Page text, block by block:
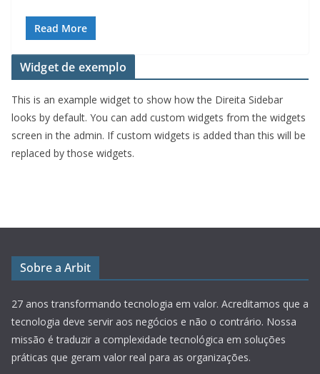
Read More
Widget de exemplo
This is an example widget to show how the Direita Sidebar
looks by default. You can add custom widgets from the widgets
screen in the admin. If custom widgets is added than this will be
replaced by those widgets.
Sobre a Arbit
27 anos transformando tecnologia em valor. Acreditamos que a
tecnologia deve servir aos negócios e não o contrário. Nossa
missão é traduzir a complexidade tecnológica em soluções
práticas que geram valor real para as organizações.